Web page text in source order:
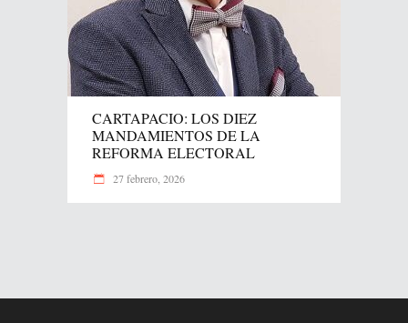
CARTAPACIO: LOS DIEZ
MANDAMIENTOS DE LA
REFORMA ELECTORAL
27 febrero, 2026